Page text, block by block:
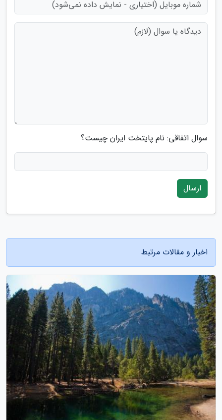
سوال اتفاقی: نام پایتخت ایران چیست؟
ارسال
اخبار و مقالات مرتبط